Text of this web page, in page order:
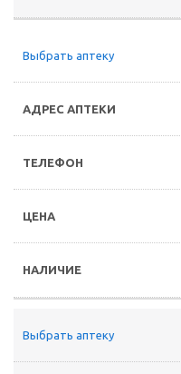
Выбрать аптеку
Выбрать аптеку